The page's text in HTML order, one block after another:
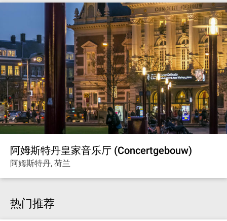
阿姆斯特丹皇家音乐厅 (Concertgebouw)
阿姆斯特丹, 荷兰
热门推荐